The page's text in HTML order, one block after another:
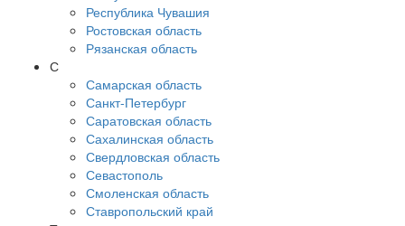
Республика Чувашия
Ростовская область
Рязанская область
С
Самарская область
Санкт-Петербург
Саратовская область
Сахалинская область
Свердловская область
Севастополь
Смоленская область
Ставропольский край